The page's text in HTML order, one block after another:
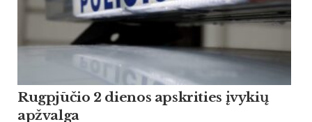
Rugpjūčio 2 dienos apskrities įvykių
apžvalga